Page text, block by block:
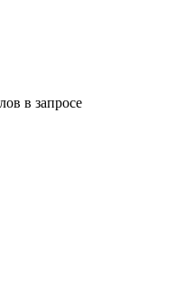
в запросе